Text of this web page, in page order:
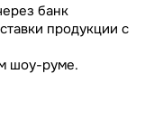
банк
продукции с
шоу-руме.